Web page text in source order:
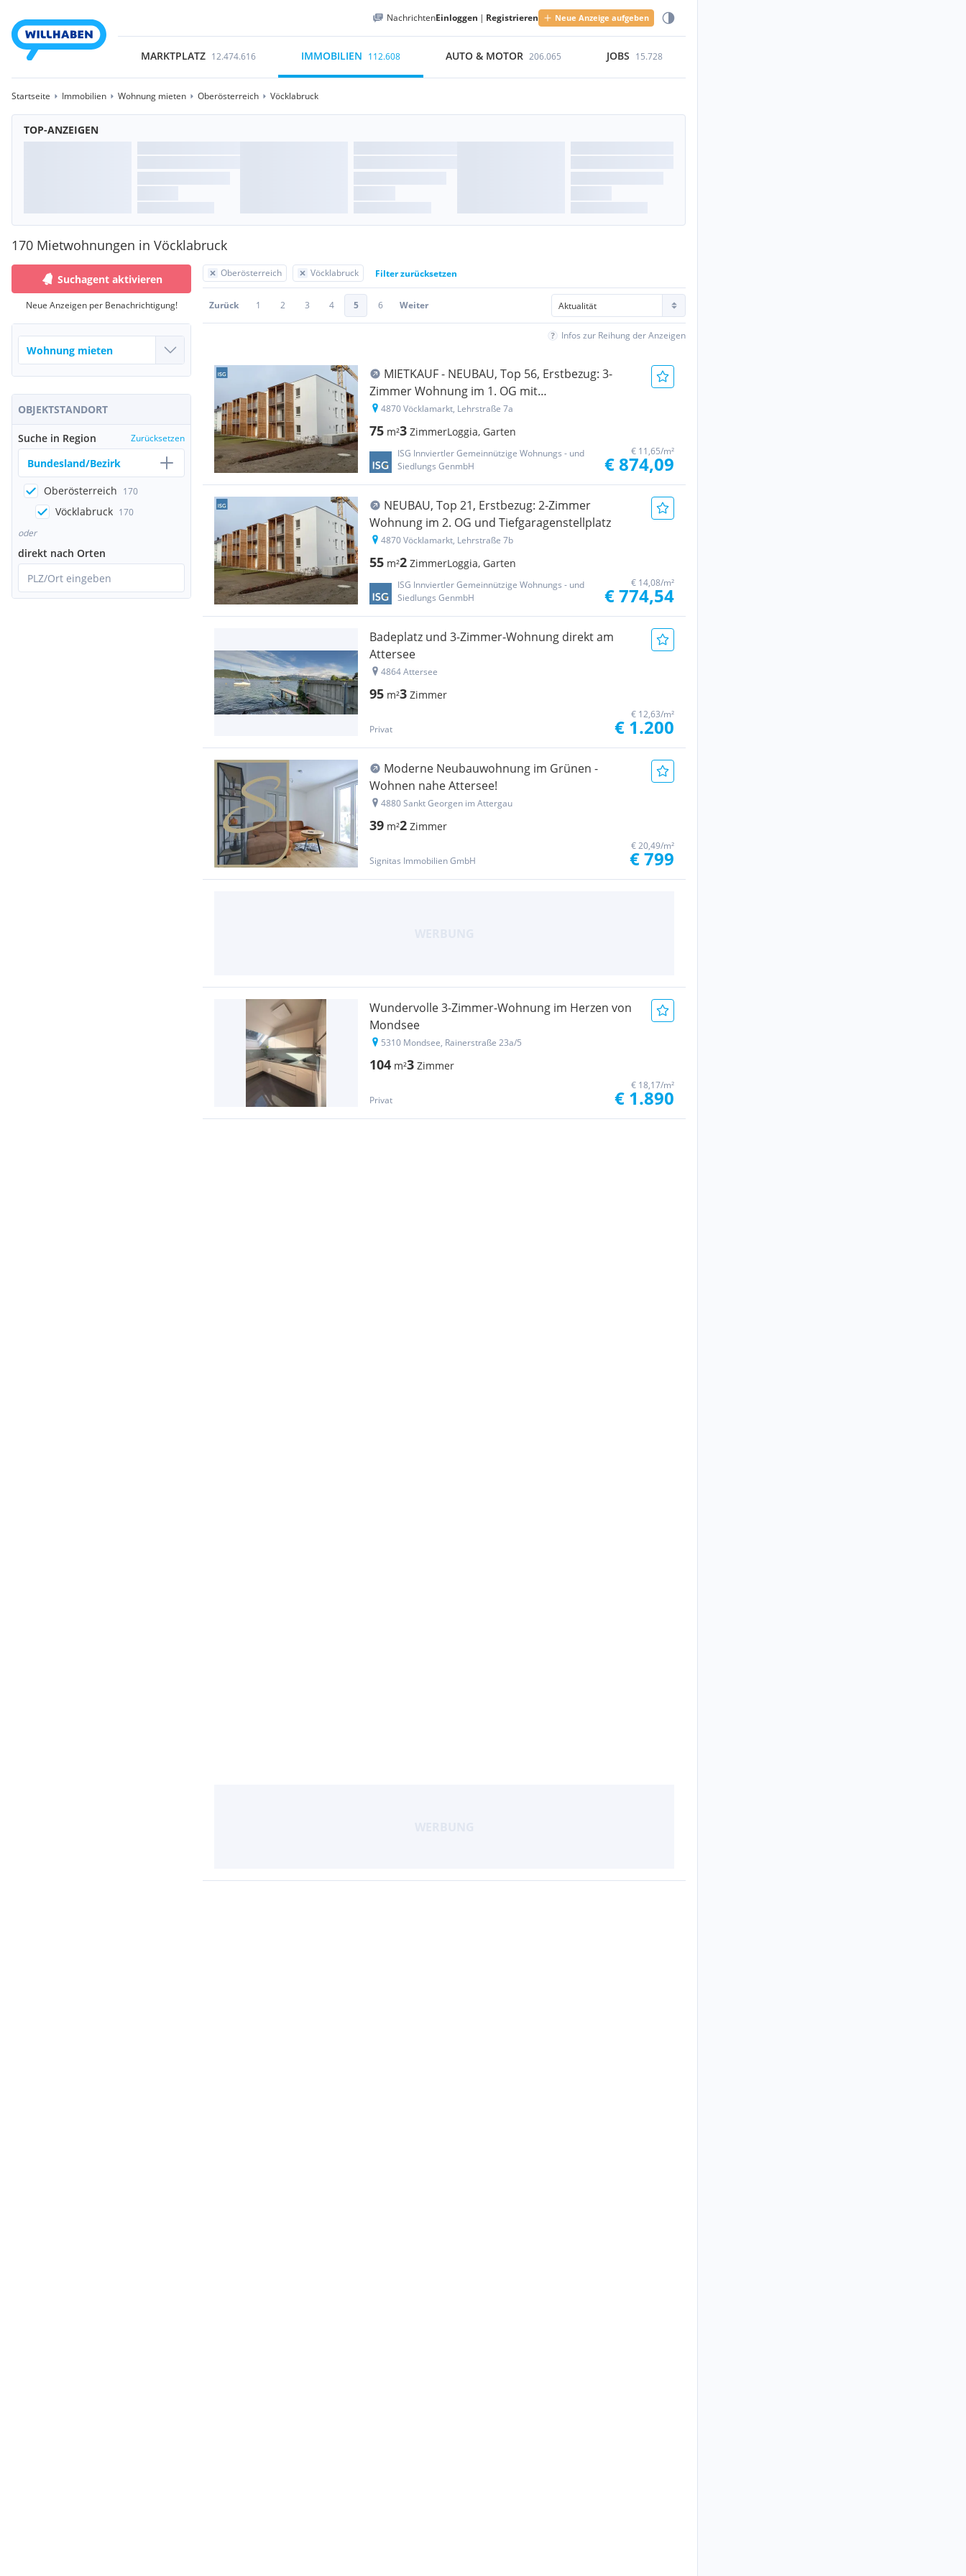
NachrichtenEinloggen | Registrieren Neue Anzeige aufgeben
MARKTPLATZ 12.474.616 IMMOBILIEN 112.608 AUTO & MOTOR 206.065 JOBS 15.728
Startseite Immobilien Wohnung mieten Oberösterreich Vöcklabruck
TOP-ANZEIGEN
170 Mietwohnungen in Vöcklabruck
Suchagent aktivieren
Neue Anzeigen per Benachrichtigung!
OBJEKTSTANDORT
Suche in Region Zurücksetzen
Bundesland/Bezirk
Oberösterreich 170
Vöcklabruck 170
oder
direkt nach Orten
PLZ/Ort eingeben
Oberösterreich Vöcklabruck Filter zurücksetzen
Zurück 1 2 3 4 5 6 Weiter
Infos zur Reihung der Anzeigen
MIETKAUF - NEUBAU, Top 56, Erstbezug: 3-
Zimmer Wohnung im 1. OG mit
Tiefgaragenstellplatz
4870 Vöcklamarkt, Lehrstraße 7a
75 m²3 ZimmerLoggia, Garten
ISG Innviertler Gemeinnützige Wohnungs - und
Siedlungs GenmbH
€ 11,65/m²
€ 874,09
NEUBAU, Top 21, Erstbezug: 2-Zimmer
Wohnung im 2. OG und Tiefgaragenstellplatz
4870 Vöcklamarkt, Lehrstraße 7b
55 m²2 ZimmerLoggia, Garten
ISG Innviertler Gemeinnützige Wohnungs - und
Siedlungs GenmbH
€ 14,08/m²
€ 774,54
Badeplatz und 3-Zimmer-Wohnung direkt am
Attersee
4864 Attersee
95 m²3 Zimmer
Privat
€ 12,63/m²
€ 1.200
Moderne Neubauwohnung im Grünen -
Wohnen nahe Attersee!
4880 Sankt Georgen im Attergau
39 m²2 Zimmer
Signitas Immobilien GmbH
€ 20,49/m²
€ 799
Wundervolle 3-Zimmer-Wohnung im Herzen von
Mondsee
5310 Mondsee, Rainerstraße 23a/5
104 m²3 Zimmer
Privat
€ 18,17/m²
€ 1.890